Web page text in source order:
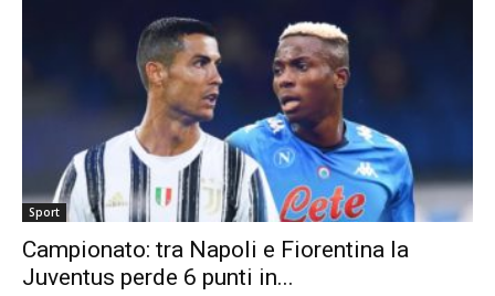
Sport
Campionato: tra Napoli e Fiorentina la
Juventus perde 6 punti in...